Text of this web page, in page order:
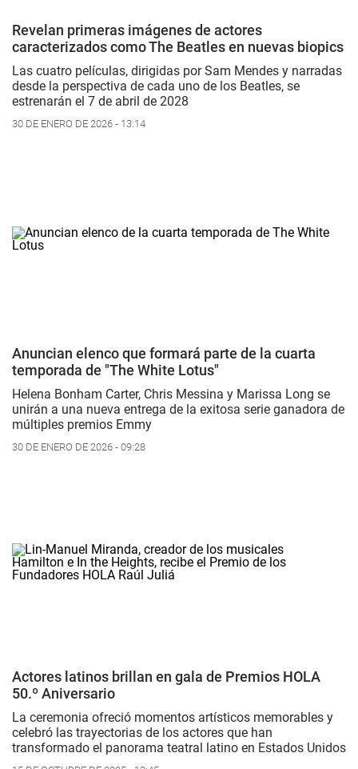
Revelan primeras imágenes de actores
caracterizados como The Beatles en nuevas biopics
Las cuatro películas, dirigidas por Sam Mendes y narradas
desde la perspectiva de cada uno de los Beatles, se
estrenarán el 7 de abril de 2028
30 DE ENERO DE 2026 - 13:14
Anuncian elenco que formará parte de la cuarta
temporada de "The White Lotus"
Helena Bonham Carter, Chris Messina y Marissa Long se
unirán a una nueva entrega de la exitosa serie ganadora de
múltiples premios Emmy
30 DE ENERO DE 2026 - 09:28
Actores latinos brillan en gala de Premios HOLA
50.º Aniversario
La ceremonia ofreció momentos artísticos memorables y
celebró las trayectorias de los actores que han
transformado el panorama teatral latino en Estados Unidos